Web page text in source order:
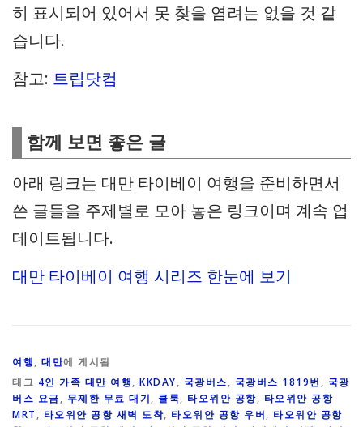
히 표시되어 있어서 못 찾을 염려는 없을 것 같
습니다.
참고: 트립닷컴
함께 보면 좋은 글
아래 링크는 대만 타이베이 여행을 준비하면서
쓴 글들을 주제별로 모아 놓은 링크이며 계속 업
데이트됩니다.
대만 타이베이 여행 시리즈 한눈에 보기
여행, 대만에 게시됨
태그 4인 가족 대만 여행, KKDAY, 국광버스, 국광버스 1819번 , 국광
버스 요금, 무제한 무료 대기, 클룩, 타오위안 공항, 타오위안 공항
MRT , 타오위안 공항 새벽 도착, 타오위안 공항 우버, 타오위안 공항